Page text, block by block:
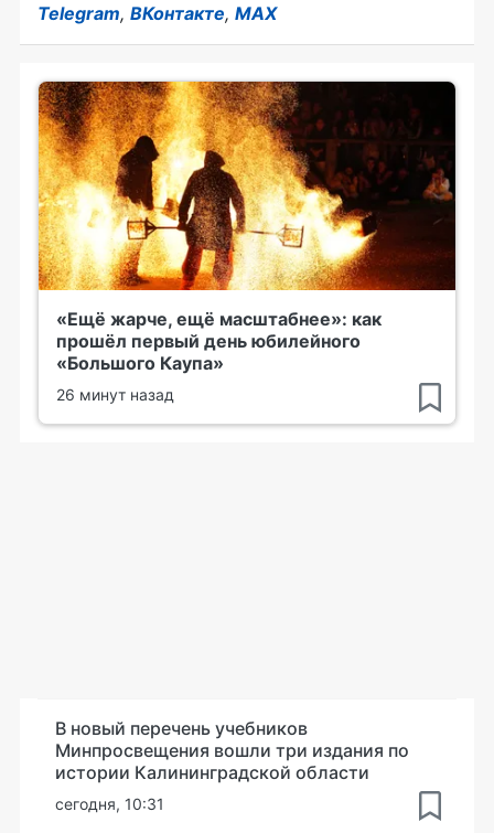
Telegram, ВКонтакте, MAX
«Ещё жарче, ещё масштабнее»: как
прошёл первый день юбилейного
«Большого Каупа»
26 минут назад
В новый перечень учебников
Минпросвещения вошли три издания по
истории Калининградской области
сегодня, 10:31